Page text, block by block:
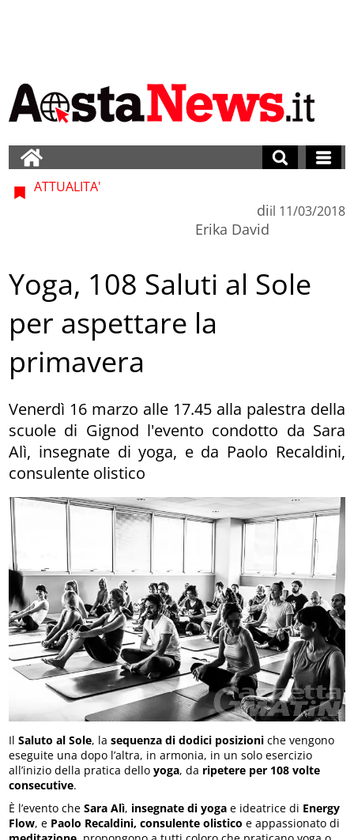
ATTUALITA'
di
Erika David
il 11/03/2018
Yoga, 108 Saluti al Sole
per aspettare la
primavera
Venerdì 16 marzo alle 17.45 alla palestra della
scuole di Gignod l'evento condotto da Sara
Alì, insegnate di yoga, e da Paolo Recaldini,
consulente olistico
IlSaluto al Sole, lasequenza di dodici posizioni che vengono
eseguite una dopo l’altra, in armonia, in un solo esercizio
all’inizio della pratica delloyoga, da ripetere per 108 volte
consecutive.
È l’evento che Sara Alì, insegnate di yoga e ideatrice di Energy
Flow, e Paolo Recaldini, consulente olistico e appassionato di